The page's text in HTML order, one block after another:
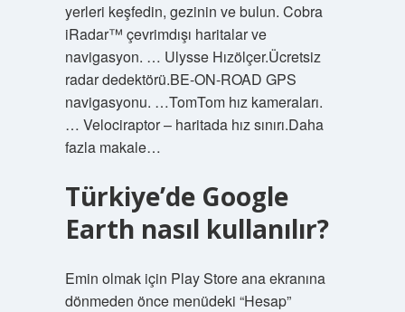
yerleri keşfedin, gezinin ve bulun. Cobra
iRadar™ çevrimdışı haritalar ve
navigasyon. … Ulysse Hızölçer.Ücretsiz
radar dedektörü.BE-ON-ROAD GPS
navigasyonu. …TomTom hız kameraları.
… Velociraptor – haritada hız sınırı.Daha
fazla makale…
Türkiye’de Google
Earth nasıl kullanılır?
Emin olmak için Play Store ana ekranına
dönmeden önce menüdeki “Hesap”